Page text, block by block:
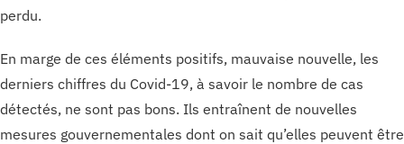
perdu.
En marge de ces éléments positifs, mauvaise nouvelle, les
derniers chiffres du Covid-19, à savoir le nombre de cas
détectés, ne sont pas bons. Ils entraînent de nouvelles
mesures gouvernementales dont on sait qu’elles peuvent être